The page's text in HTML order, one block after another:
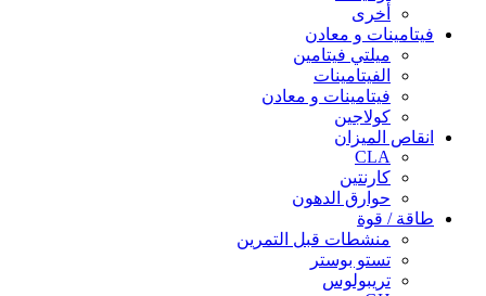
أخرى
فيتامينات و معادن
ميلتي فيتامين
الفيتامينات
فيتامينات و معادن
كولاجين
انقاص الميزان
CLA
كارنتين
حوارق الدهون
طاقة / قوة
منشطات قبل التمرين
تستو بوستر
تريبولوس